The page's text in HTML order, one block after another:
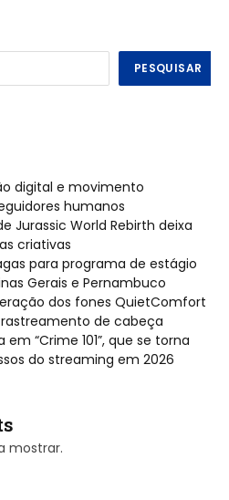
PESQUISAR
digital e movimento
humanos
Jurassic World Rebirth deixa
criativas
para programa de estágio
Gerais e Pernambuco
dos fones QuietComfort
de cabeça
“Crime 101”, que se torna
do streaming em 2026
mostrar.